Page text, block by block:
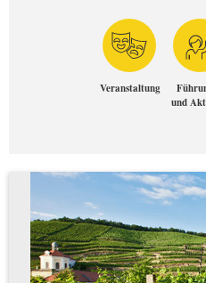
Veranstaltung
und